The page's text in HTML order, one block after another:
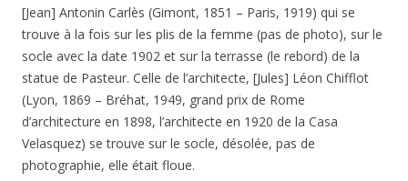
[Jean] Antonin Carlès (Gimont, 1851 – Paris, 1919) qui se
trouve à la fois sur les plis de la femme (pas de photo), sur le
socle avec la date 1902 et sur la terrasse (le rebord) de la
statue de Pasteur. Celle de l’architecte, [Jules] Léon Chifflot
(Lyon, 1869 – Bréhat, 1949, grand prix de Rome
d’architecture en 1898, l’architecte en 1920 de la Casa
Velasquez) se trouve sur le socle, désolée, pas de
photographie, elle était floue.